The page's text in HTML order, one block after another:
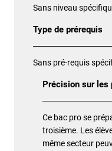
Sans niveau
Type de prérequis
Sans pré-requis
Précision sur les
Ce bac pro se
troisième. Les
même secteur